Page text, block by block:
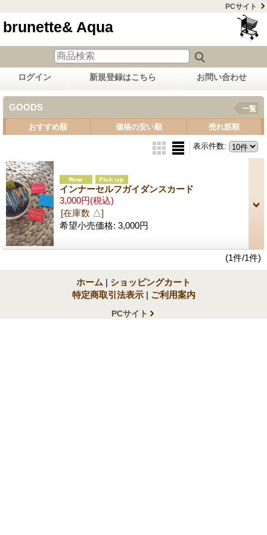
PCサイト
brunette& Aqua
ログイン 新規登録はこちら お問い合わせ
GOODS 一覧
おすすめ順 価格の安い順 売れ筋順
表示件数:
インナーセルフガイダンスカード
3,000円(税込)
[在庫数 △]
希望小売価格: 3,000円
(1件/1件)
ホーム | ショッピングカート
特定商取引法表示 | ご利用案内
PCサイト